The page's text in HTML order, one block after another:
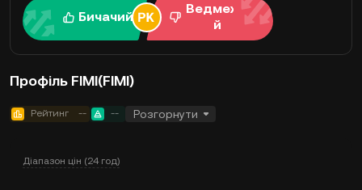
Бичачий
Ведмежи
й
Профіль FIMI(FIMI)
Рейтинг -- -- Розгорнути
Діапазон цін (24 год)